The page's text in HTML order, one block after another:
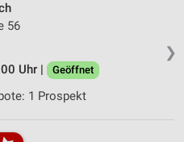
❯
56
Uhr |
Geöffnet
1 Prospekt